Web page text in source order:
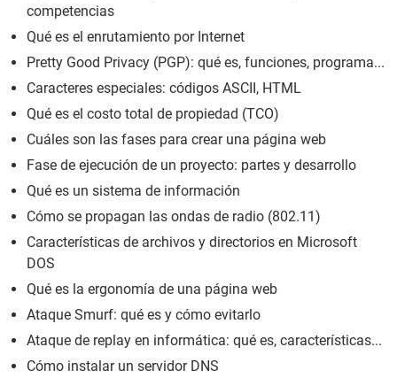
competencias
Qué es el enrutamiento por Internet
Pretty Good Privacy (PGP): qué es, funciones, programa...
Caracteres especiales: códigos ASCII, HTML
Qué es el costo total de propiedad (TCO)
Cuáles son las fases para crear una página web
Fase de ejecución de un proyecto: partes y desarrollo
Qué es un sistema de información
Cómo se propagan las ondas de radio (802.11)
Características de archivos y directorios en Microsoft
DOS
Qué es la ergonomía de una página web
Ataque Smurf: qué es y cómo evitarlo
Ataque de replay en informática: qué es, características...
Cómo instalar un servidor DNS